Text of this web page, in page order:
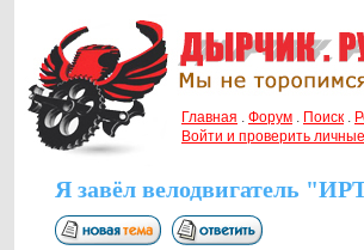
Главная . Форум . Поиск .
Войти и проверить
Я завёл велодвигатель